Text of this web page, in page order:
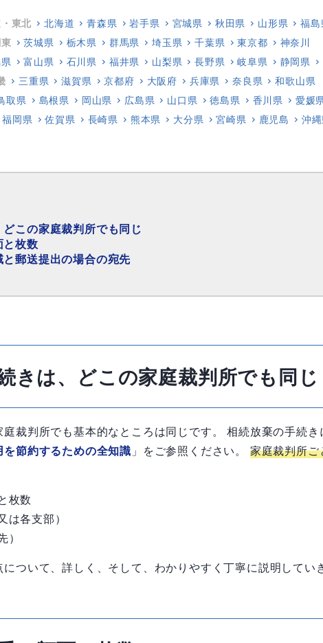
東北 北海道 青森県 岩手県 宮城県 秋田県 山形県
福島
茨城県 栃木県 群馬県 埼玉県 千葉県 東京都
神奈川
富山県 石川県 福井県 山梨県 長野県 岐阜県 静岡県
三重県 滋賀県 京都府 大阪府 兵庫県 奈良県
和歌山県
取県 島根県 岡山県 広島県 山口県 徳島県 香川県 愛媛
福岡県 佐賀県 長崎県 熊本県 大分県 宮崎県 鹿児島 沖
この家庭裁判所でも同じ
と枚数
郵送提出の場合の宛先
きは、どこの家庭裁判所でも同じ
裁判所でも基本的なところは同じです。 相続放棄の手続
節約するための全知識 」をご参照ください。 家庭裁判所
枚数
各支部）
ついて、詳しく、そして、わかりやすく丁寧に説明してい